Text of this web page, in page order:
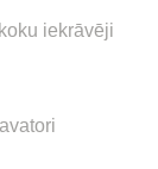
iekrāvēji